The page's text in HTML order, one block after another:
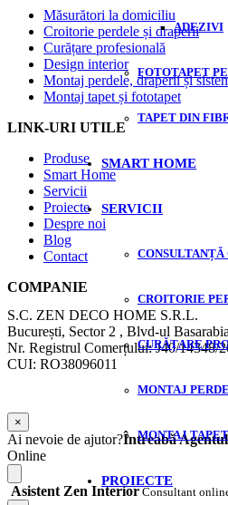
ADEZIVI
FOTOTAPET
TAPET DIN
SMART HOME
SERVICII
CROITORIE
CURĂȚARE
MONTAJ
MONTAJ
PROIECTE
Măsurători la domiciliu
Croitorie perdele și draperii
Curățare profesională
Design interior
Montaj perdele, draperii și
Montaj tapet și fototapet
LINK-URI UTILE
Produse
Smart Home
Servicii
Proiecte
Despre noi
Blog
Contact
COMPANIE
S.C. ZEN DECO HOME S.R.L.
București, Sector 2 , Blvd-ul
Nr. Registrul Comerțului: J40/14348/
CUI: RO38096011
×
Ai nevoie de ajutor?Întreabă
Online
Asistent Zen Interior Consultant